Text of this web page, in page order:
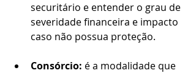
securitário e entender o grau de
severidade financeira e impacto
caso não possua proteção.
Consórcio: é a modalidade que